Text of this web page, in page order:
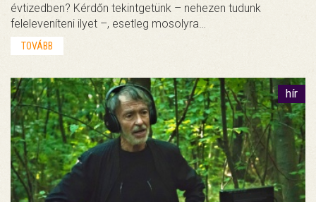
évtizedben? Kérdőn tekintgetünk – nehezen tudunk
feleleveníteni ilyet –, esetleg mosolyra…
TOVÁBB
hír